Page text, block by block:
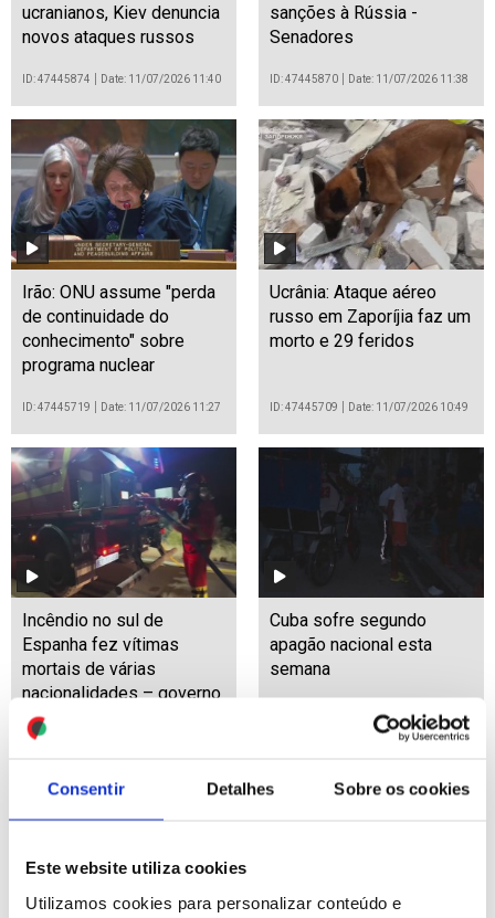
Consentir Detalhes Sobre os cookies
Este website utiliza cookies
Utilizamos cookies para personalizar conteúdo e
ucranianos, Kiev denuncia
novos ataques russos
ID: 47445874 Date: 11/07/2026 11:40
sanções à Rússia -
Senadores
ID: 47445870 Date: 11/07/2026 11:38
Irão: ONU assume "perda
de continuidade do
conhecimento" sobre
programa nuclear
ID: 47445719 Date: 11/07/2026 11:27
Ucrânia: Ataque aéreo
russo em Zaporíjia faz um
morto e 29 feridos
ID: 47445709 Date: 11/07/2026 10:49
Incêndio no sul de
Espanha fez vítimas
mortais de várias
nacionalidades – governo
ID: 47445661
Cuba sofre segundo
apagão nacional esta
semana
Date: 11/07/2026 10:29